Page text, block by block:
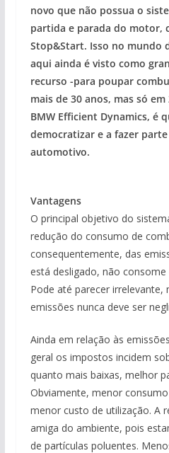
novo que não possua o
partida e parada do motor,
Stop&Start. Isso no mundo
aqui ainda é visto como
recurso -para poupar
mais de 30 anos, mas só
BMW Efficient Dynamics, é
democratizar e a fazer
automotivo.
Vantagens
O principal objetivo do
redução do consumo de
consequentemente, das
está desligado, não
Pode até parecer irrelevante,
emissões nunca deve ser
Ainda em relação às
geral os impostos incidem
quanto mais baixas, melhor
Obviamente, menor
menor custo de utilização. A
amiga do ambiente, pois
de partículas poluentes.